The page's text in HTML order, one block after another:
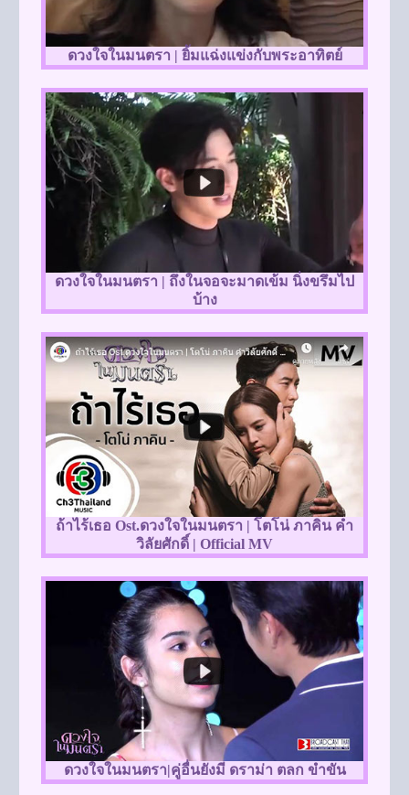
ดวงใจในมนตรา | ยิ้มแฉ่งแข่งกับพระอาทิตย์
ดวงใจในมนตรา | ถึงในจอจะมาดเข้ม นิ่งขรึมไป
บ้าง
ถ้าไร้เธอ Ost.ดวงใจในมนตรา | โตโน่ ภาคิน คำ
วิลัยศักดิ์ | Official MV
ดวงใจในมนตรา|คู่อื่นยังมี ดราม่า ตลก ขำขัน